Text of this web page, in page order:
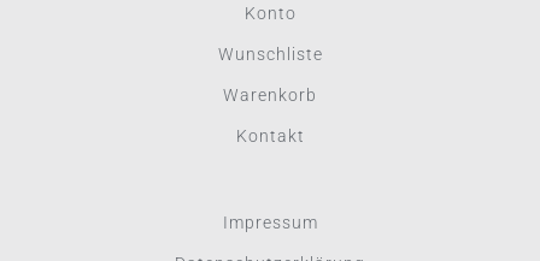
Konto
Wunschliste
Warenkorb
Kontakt
Impressum